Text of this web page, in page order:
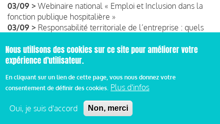
03/09 > Webinaire national « Emploi et Inclusion dans la
fonction publique hospitalière »
03/09 > Responsabilité territoriale de l’entreprise : quels
résilients ?
07/09 > Le manager augmenté par l'IA
Voir les prochaines rencontres
Annoncer une rencontre
Nous utilisons des cookies sur ce site pour améliorer votre
expérience d'utilisateur.
En cliquant sur un lien de cette page, vous nous donnez votre
consentement de définir des cookies. Plus d'infos
Oui, je suis d'accord Non, merci